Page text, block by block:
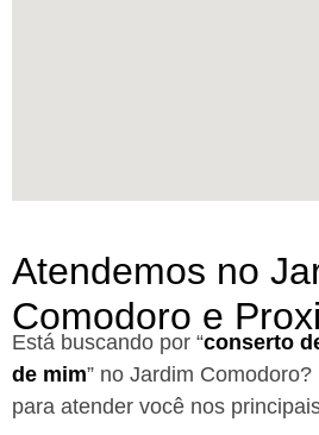
Atendemos no
Comodoro e
Está buscando por “conserto
de mim” no Jardim Comodoro?
para atender você nos